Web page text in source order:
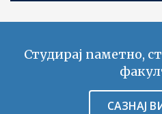
Студирај паметно,
САЗНАЈ